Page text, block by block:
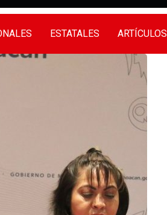
ESTATALES ARTÍCULOS